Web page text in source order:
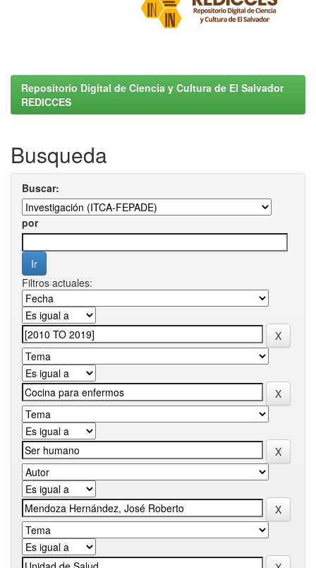
Repositorio Digital de Ciencia y Cultura de El Salvador
REDICCES
Busqueda
Buscar:
por
Filtros actuales: